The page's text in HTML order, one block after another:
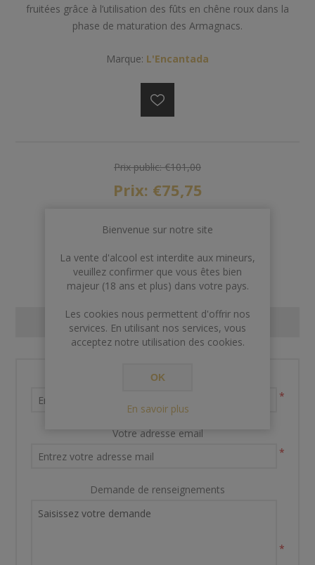
fruitées grâce à l’utilisation des fûts en chêne roux dans la
phase de maturation des Armagnacs.
Marque: L'Encantada
Prix public: €101,00
Prix: €75,75
AJOUTER AU PANIER
CONTACT US
Nom et prénom
*
Votre adresse email
*
Demande de renseignements
*
Bienvenue sur notre site
La vente d'alcool est interdite aux mineurs,
veuillez confirmer que vous êtes bien
majeur (18 ans et plus) dans votre pays.
Les cookies nous permettent d'offrir nos
services. En utilisant nos services, vous
acceptez notre utilisation des cookies.
OK
En savoir plus